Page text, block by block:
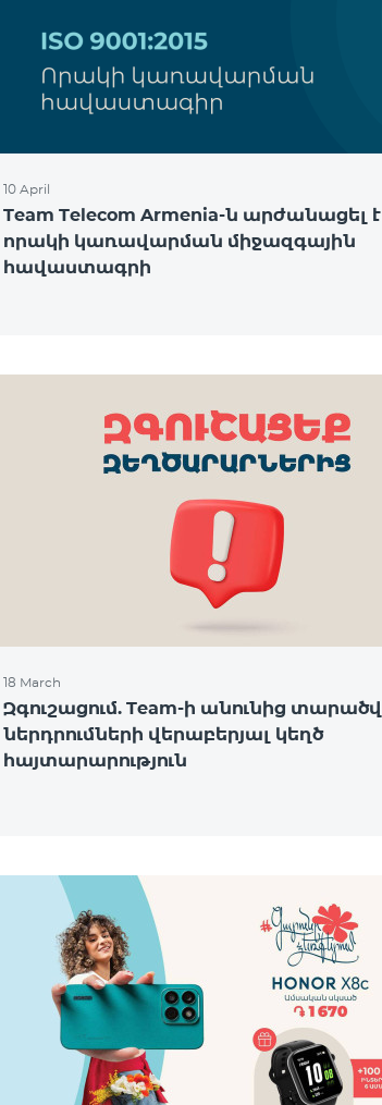
10 April
Team Telecom Armenia-ն արժանացել է
որակի կառավարման միջազգային
հավաստագրի
18 March
Զգուշացում. Team-ի անունից
ներդրումների վերաբերյալ կեղծ
հայտարարություն